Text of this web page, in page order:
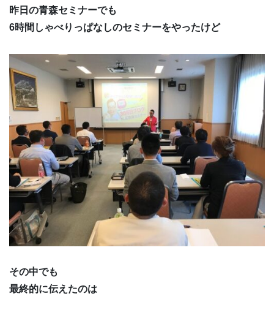
昨日の青森セミナーでも
6時間しゃべりっぱなしのセミナーをやったけど
その中でも
最終的に伝えたのは